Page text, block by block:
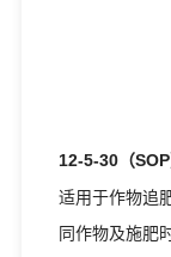
12-5-30（
适用于作物追肥
同作物及施肥